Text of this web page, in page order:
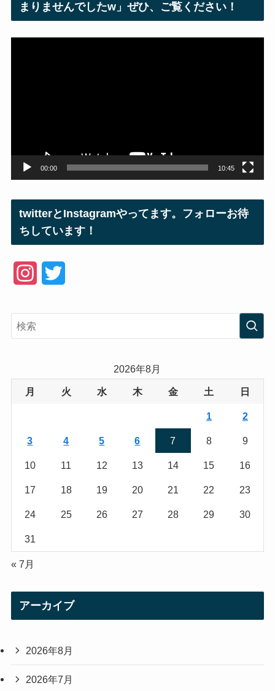
まりませんでしたw」ぜひ、ご覧ください！
00:00 10:45
twitterとInstagramやってます。フォローお待
ちしています！
e
2026年8月
月 火 水 木 金 土 日
1 2
3 4 5 6 7 8 9
10 11 12 13 14 15 16
17 18 19 20 21 22 23
24 25 26 27 28 29 30
31
« 7月
アーカイブ
2026年8月
2026年7月